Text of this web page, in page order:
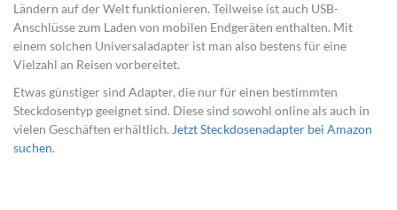
Ländern auf der Welt funktionieren. Teilweise ist auch USB-
Anschlüsse zum Laden von mobilen Endgeräten enthalten. Mit
einem solchen Universaladapter ist man also bestens für eine
Vielzahl an Reisen vorbereitet.
Etwas günstiger sind Adapter, die nur für einen bestimmten
Steckdosentyp geeignet sind. Diese sind sowohl online als auch in
vielen Geschäften erhältlich. Jetzt Steckdosenadapter bei Amazon
suchen.